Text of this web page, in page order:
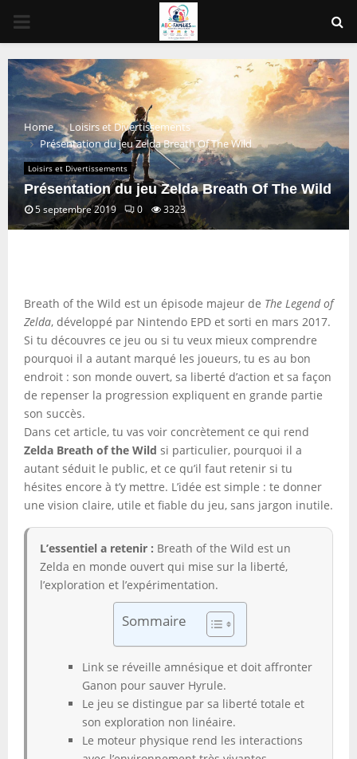
PRIMARY
MENU
Home
Loisirs et Divertissements
Présentation du jeu Zelda Breath Of The Wild
Loisirs et Divertissements
Présentation du jeu Zelda Breath Of The Wild
5 septembre 2019 0 3323
Breath of the Wild est un épisode majeur de The Legend of
Zelda, développé par Nintendo EPD et sorti en mars 2017.
Si tu découvres ce jeu ou si tu veux mieux comprendre
pourquoi il a autant marqué les joueurs, tu es au bon
endroit : son monde ouvert, sa liberté d’action et sa façon
de repenser la progression expliquent en grande partie
son succès.
Dans cet article, tu vas voir concrètement ce qui rend
Zelda Breath of the Wild si particulier, pourquoi il a
autant séduit le public, et ce qu’il faut retenir si tu
hésites encore à t’y mettre. L’idée est simple : te donner
une vision claire, utile et fiable du jeu, sans jargon inutile.
L’essentiel a retenir : Breath of the Wild est un
Zelda en monde ouvert qui mise sur la liberté,
l’exploration et l’expérimentation.
Sommaire
Link se réveille amnésique et doit affronter
Ganon pour sauver Hyrule.
Le jeu se distingue par sa liberté totale et
son exploration non linéaire.
Le moteur physique rend les interactions